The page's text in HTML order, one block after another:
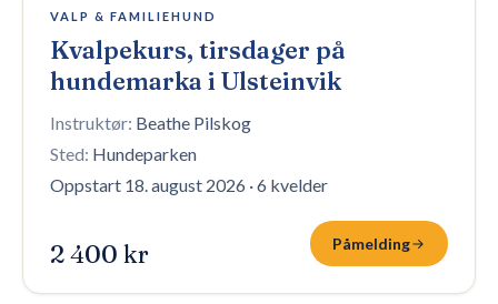
4 plasser igjen
VALP & FAMILIEHUND
Kvalpekurs, tirsdager på
hundemarka i Ulsteinvik
Instruktør: Beathe Pilskog
Sted: Hundeparken
Oppstart 18. august 2026 ·6 kvelder
2 400 kr Påmelding